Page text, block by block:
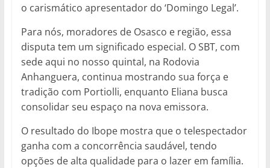
o carismático apresentador do ‘Domingo Legal’.
Para nós, moradores de Osasco e região, essa
disputa tem um significado especial. O SBT, com
sede aqui no nosso quintal, na Rodovia
Anhanguera, continua mostrando sua força e
tradição com Portiolli, enquanto Eliana busca
consolidar seu espaço na nova emissora.
O resultado do Ibope mostra que o telespectador
ganha com a concorrência saudável, tendo
opções de alta qualidade para o lazer em família.